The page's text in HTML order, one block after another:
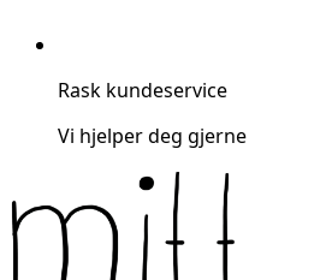
Rask kundeservice
Vi hjelper deg gjerne